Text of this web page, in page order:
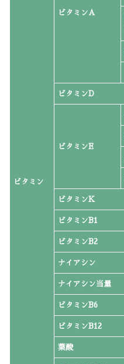
ビタミン
ビタミンA
ビタミンD
ビタミンE
ビタミンK
ビタミンB1
ビタミンB2
ナイアシン
ナイアシン当量
ビタミンB6
ビタミンB12
葉酸